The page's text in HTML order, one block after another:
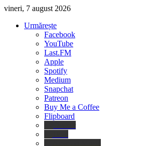
vineri, 7 august 2026
Urmărește
Facebook
YouTube
Last.FM
Apple
Spotify
Medium
Snapchat
Patreon
Buy Me a Coffee
Flipboard